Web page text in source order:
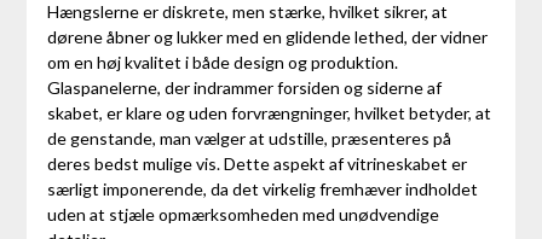
Hængslerne er diskrete, men stærke, hvilket sikrer, at
dørene åbner og lukker med en glidende lethed, der vidner
om en høj kvalitet i både design og produktion.
Glaspanelerne, der indrammer forsiden og siderne af
skabet, er klare og uden forvrængninger, hvilket betyder, at
de genstande, man vælger at udstille, præsenteres på
deres bedst mulige vis. Dette aspekt af vitrineskabet er
særligt imponerende, da det virkelig fremhæver indholdet
uden at stjæle opmærksomheden med unødvendige